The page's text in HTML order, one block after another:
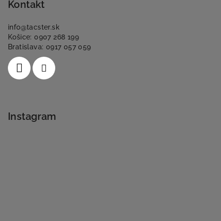
Kontakt
info@tacster.sk
Košice: 0907 268 199
Bratislava: 0917 057 059
Instagram